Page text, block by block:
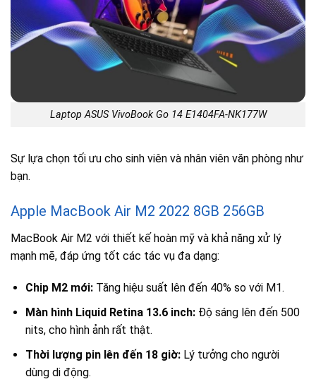
Laptop ASUS VivoBook Go 14 E1404FA-NK177W
Sự lựa chọn tối ưu cho sinh viên và nhân viên văn phòng như
bạn.
Apple MacBook Air M2 2022 8GB 256GB
MacBook Air M2 với thiết kế hoàn mỹ và khả năng xử lý
mạnh mẽ, đáp ứng tốt các tác vụ đa dạng:
Chip M2 mới:Tăng hiệu suất lên đến 40% so với M1.
Màn hình Liquid Retina 13.6 inch:Độ sáng lên đến 500
nits, cho hình ảnh rất thật.
Thời lượng pin lên đến 18 giờ:Lý tưởng cho người
dùng di động.